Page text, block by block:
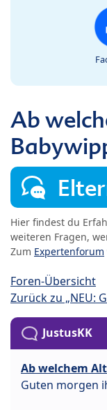
Ab
Hier findest du
weiteren Fragen,
Zum Expertenforum
Foren-Übersicht
Zurück zu „NEU:
JustusKK
Ab welchem
Guten morgen